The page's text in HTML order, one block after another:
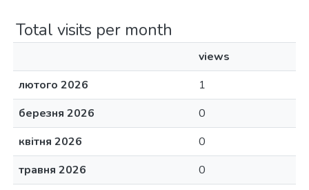
Total visits per month
views
лютого 2026
1
березня 2026
0
квітня 2026
0
травня 2026
0